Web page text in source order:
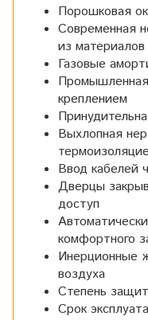
Порошковая
Современная
из
Газовые
креплением
Выхлопная
Ввод кабелей
Дверцы
доступ
комфортного
Инерционные
воздуха
Степень
Срок